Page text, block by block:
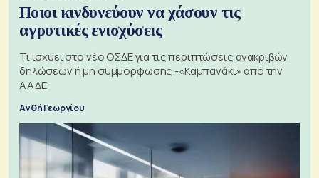
Ποιοι κινδυνεύουν να χάσουν τις
αγροτικές ενισχύσεις
Τι ισχύει στο νέο ΟΣΔΕ για τις περιπτώσεις ανακριβών
δηλώσεων ή μη συμμόρφωσης -«Καμπανάκι» από την
ΑΑΔΕ
Ανθή Γεωργίου